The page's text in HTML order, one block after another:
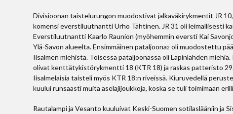
Divisioonan taistelurungon muodostivat jalkaväkirykmentit JR
komensi everstiluutnantti Urho Tähtinen. JR 31 oli leimallisesti
Everstiluutnantti Kaarlo Raunion (myöhemmin eversti Kai
Ylä-Savon alueelta. Ensimmäinen pataljoona2 oli muodostettu
Iisalmen miehistä. Toisessa pataljoonassa oli Lapinlahden
olivat kenttätykistörykmentti 18 (KTR 18) ja raskas patteristo
Iisalmelaisia taisteli myös KTR 18:n riveissä. Kiuruvedellä
kuului runsaasti muita aselajijoukkoja, koska se tuli toimimaan
Rautalampi ja Vesanto kuuluivat Keski-Suomen sotilaslääniin ja